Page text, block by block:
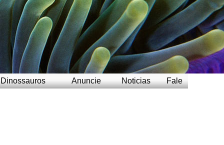
Dinossauros Anuncie Noticias Fale